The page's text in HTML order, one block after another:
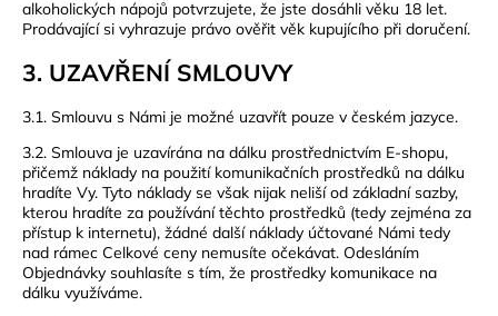
alkoholických nápojů potvrzujete, že jste dosáhli věku 18 let.
Prodávající si vyhrazuje právo ověřit věk kupujícího při doručení.
3. UZAVŘENÍ SMLOUVY
3.1. Smlouvu s Námi je možné uzavřít pouze v českém jazyce.
3.2. Smlouva je uzavírána na dálku prostřednictvím E-shopu,
přičemž náklady na použití komunikačních prostředků na dálku
hradíte Vy. Tyto náklady se však nijak neliší od základní sazby,
kterou hradíte za používání těchto prostředků (tedy zejména za
přístup k internetu), žádné další náklady účtované Námi tedy
nad rámec Celkové ceny nemusíte očekávat. Odesláním
Objednávky souhlasíte s tím, že prostředky komunikace na
dálku využíváme.